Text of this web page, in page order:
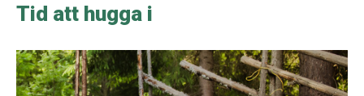
Tid att hugga i